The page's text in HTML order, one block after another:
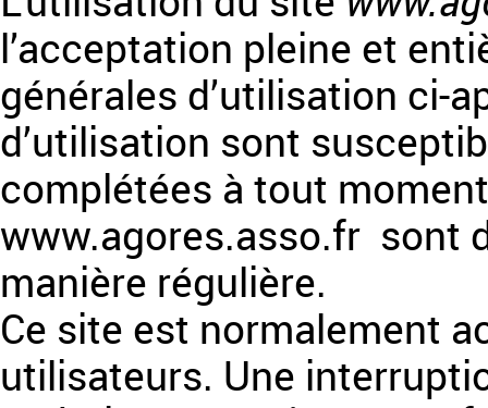
l’acceptation pleine et
générales d’utilisation ci-
d’utilisation sont
complétées à tout
www.agores.asso.fr sont
manière régulière.
Ce site est normalement
utilisateurs. Une